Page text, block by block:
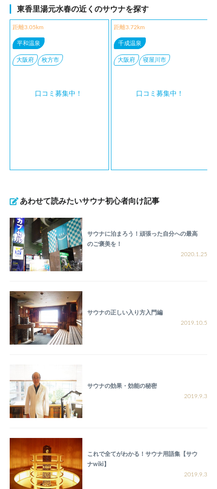
東香里湯元水春の近くのサウナを探す
距離3.05km
平和温泉
大阪府 枚方市
口コミ募集中！
距離3.72km
千成温泉
大阪府 寝屋川市
口コミ募集中！
あわせて読みたいサウナ初心者向け記事
サウナに泊まろう！頑張った自分への最高
のご褒美を！
2020.1.25
サウナの正しい入り方入門編
2019.10.5
サウナの効果・効能の秘密
2019.9.3
これで全てがわかる！サウナ用語集【サウ
ナwiki】
2019.9.3